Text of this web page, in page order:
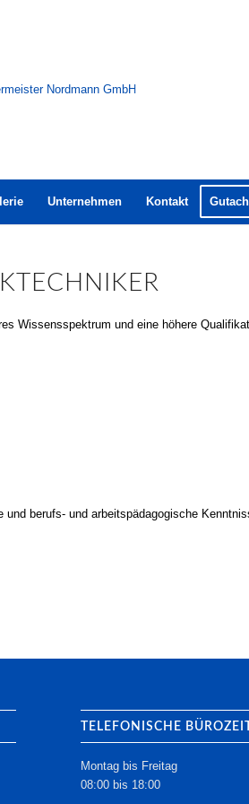
Unternehmen Kontakt
Wissensspektrum und eine höhere
berufs- und arbeitspädagogische
TELEFONISCHE
Montag bis Freitag
08:00 bis 18:00